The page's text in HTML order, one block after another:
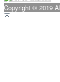
Copyright © 2019